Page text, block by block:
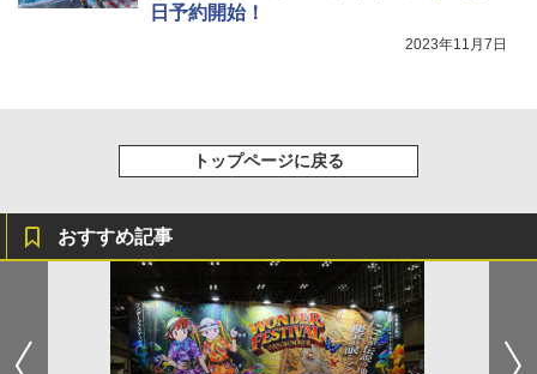
日予約開始！
2023年11月7日
トップページに戻る
おすすめ記事